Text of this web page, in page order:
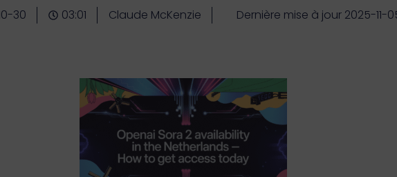
30 03:01 Claude McKenzie Dernière mise à jour 2025-11-